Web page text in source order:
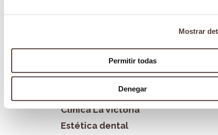
Mostrar
Permitir todas
Denegar
Blog
Blanqueamiento dental
Bruxismo
Clínica La Victoria
Estética dental